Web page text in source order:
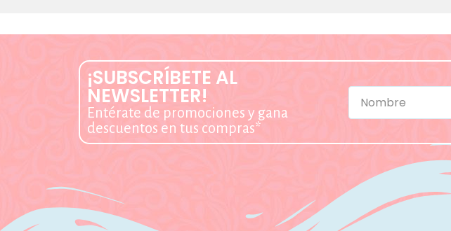
¡SUBSCRÍBETE AL
NEWSLETTER!
Entérate de promociones y gana
descuentos en tus compras*